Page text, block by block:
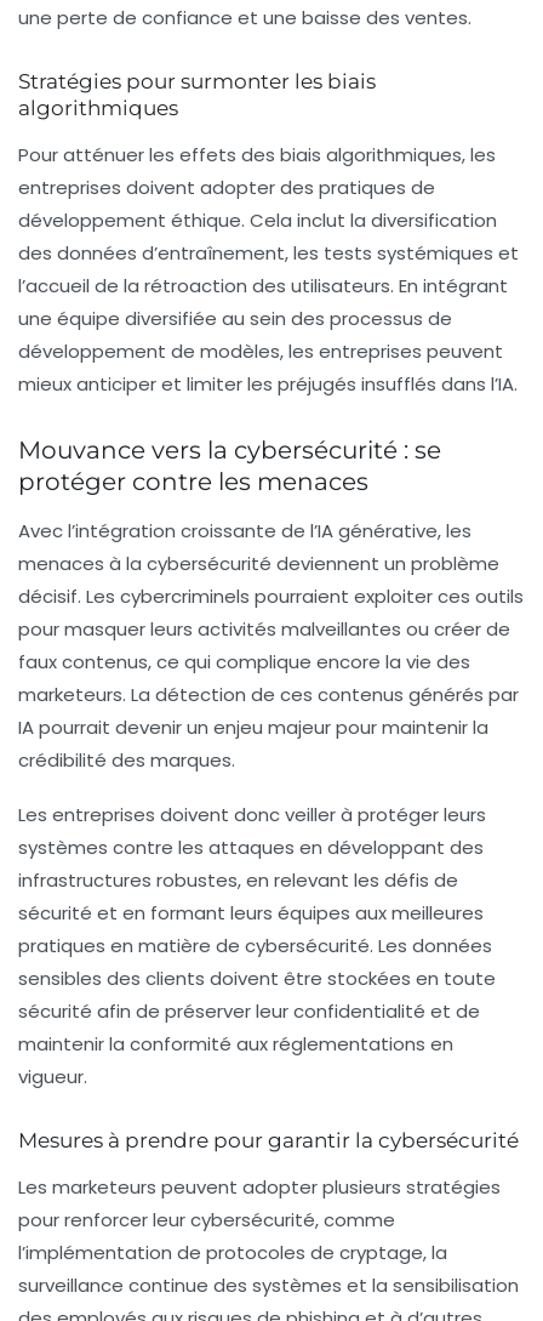
une perte de confiance et une baisse des ventes.
Stratégies pour surmonter les biais
algorithmiques
Pour atténuer les effets des biais algorithmiques, les
entreprises doivent adopter des pratiques de
développement éthique. Cela inclut la diversification
des données d’entraînement, les tests systémiques et
l’accueil de la rétroaction des utilisateurs. En intégrant
une équipe diversifiée au sein des processus de
développement de modèles, les entreprises peuvent
mieux anticiper et limiter les préjugés insufflés dans l’IA.
Mouvance vers la cybersécurité : se
protéger contre les menaces
Avec l’intégration croissante de l’IA générative, les
menaces à la cybersécurité deviennent un problème
décisif. Les cybercriminels pourraient exploiter ces outils
pour masquer leurs activités malveillantes ou créer de
faux contenus, ce qui complique encore la vie des
marketeurs. La détection de ces contenus générés par
IA pourrait devenir un enjeu majeur pour maintenir la
crédibilité des marques.
Les entreprises doivent donc veiller à protéger leurs
systèmes contre les attaques en développant des
infrastructures robustes, en relevant les défis de
sécurité et en formant leurs équipes aux meilleures
pratiques en matière de cybersécurité. Les données
sensibles des clients doivent être stockées en toute
sécurité afin de préserver leur confidentialité et de
maintenir la conformité aux réglementations en
vigueur.
Mesures à prendre pour garantir la cybersécurité
Les marketeurs peuvent adopter plusieurs stratégies
pour renforcer leur cybersécurité, comme
l’implémentation de protocoles de cryptage, la
surveillance continue des systèmes et la sensibilisation